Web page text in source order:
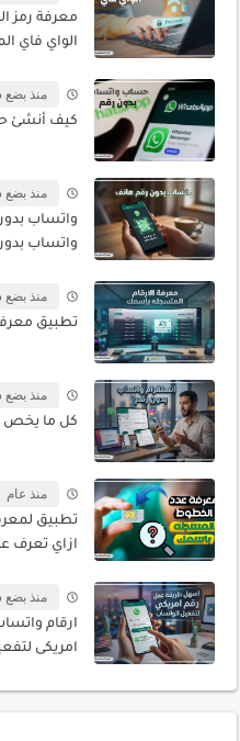
معرفة رمز
الواي فاي
منذ بضع
كيف أنشئ
منذ بضع
واتساب
واتساب
منذ بضع
تطبيق
منذ بضع
كل ما يخص
منذ عام
تطبيق
ازاي تعرف
منذ بضع
ارقام
امريكى